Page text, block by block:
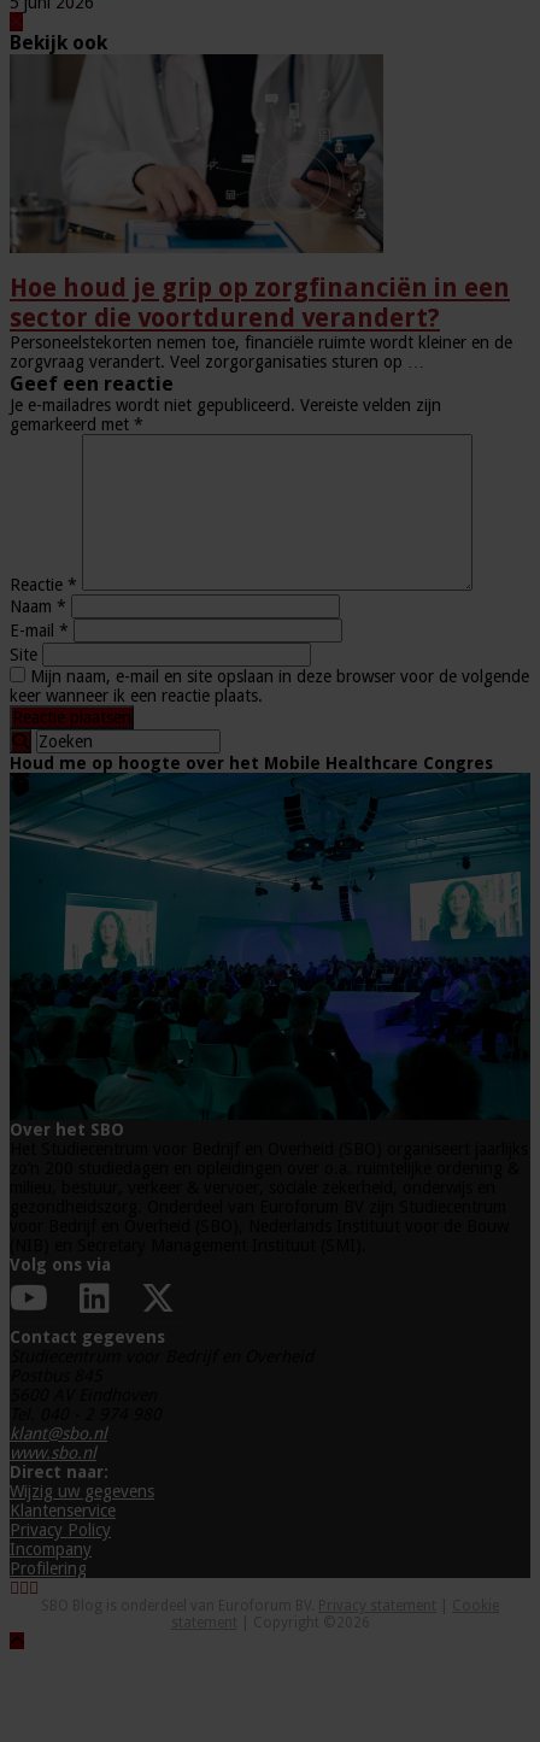
Bekijk ook
Hoe houd je grip op zorgfinanciën in een
sector die voortdurend verandert?
Personeelstekorten nemen toe, financiële ruimte wordt kleiner en de
zorgvraag verandert. Veel zorgorganisaties sturen op …
Geef een reactie
Je e-mailadres wordt niet gepubliceerd. Vereiste velden zijn
gemarkeerd met *
Reactie *
Naam *
E-mail *
Site
Mijn naam, e-mail en site opslaan in deze browser voor de volgende
keer wanneer ik een reactie plaats.
Houd me op hoogte over het Mobile Healthcare Congres
Over het SBO
Volg ons via
Contact gegevens
klant@sbo.nl
www.sbo.nl
Direct naar:
Wijzig uw gegevens
Klantenservice
Privacy Policy
Incompany
Profilering